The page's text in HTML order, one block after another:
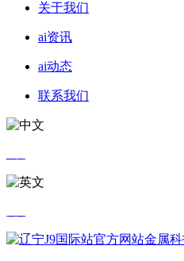
关于我们
ai资讯
ai动态
联系我们